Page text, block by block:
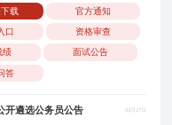
载 官方通知
口 资格审查
绩 面试公告
答
开遴选公务员公告 03月27日